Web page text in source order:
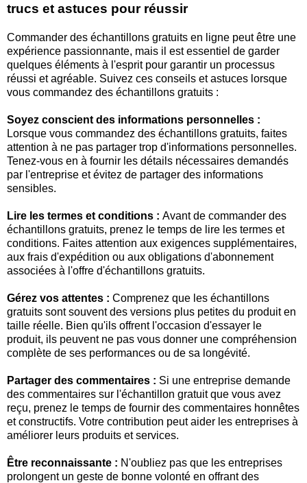
trucs et astuces pour réussir
Commander des échantillons gratuits en ligne peut être une
expérience passionnante, mais il est essentiel de garder
quelques éléments à l'esprit pour garantir un processus
réussi et agréable. Suivez ces conseils et astuces lorsque
vous commandez des échantillons gratuits :
Soyez conscient des informations personnelles :
Lorsque vous commandez des échantillons gratuits, faites
attention à ne pas partager trop d'informations personnelles.
Tenez-vous en à fournir les détails nécessaires demandés
par l'entreprise et évitez de partager des informations
sensibles.
Lire les termes et conditions : Avant de commander des
échantillons gratuits, prenez le temps de lire les termes et
conditions. Faites attention aux exigences supplémentaires,
aux frais d'expédition ou aux obligations d'abonnement
associées à l'offre d'échantillons gratuits.
Gérez vos attentes : Comprenez que les échantillons
gratuits sont souvent des versions plus petites du produit en
taille réelle. Bien qu'ils offrent l'occasion d'essayer le
produit, ils peuvent ne pas vous donner une compréhension
complète de ses performances ou de sa longévité.
Partager des commentaires : Si une entreprise demande
des commentaires sur l'échantillon gratuit que vous avez
reçu, prenez le temps de fournir des commentaires honnêtes
et constructifs. Votre contribution peut aider les entreprises à
améliorer leurs produits et services.
Être reconnaissante : N'oubliez pas que les entreprises
prolongent un geste de bonne volonté en offrant des